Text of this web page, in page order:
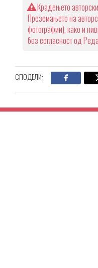
Крадењето
Преземањето на
фотографии), како и
без согласност од
СПОДЕЛИ: